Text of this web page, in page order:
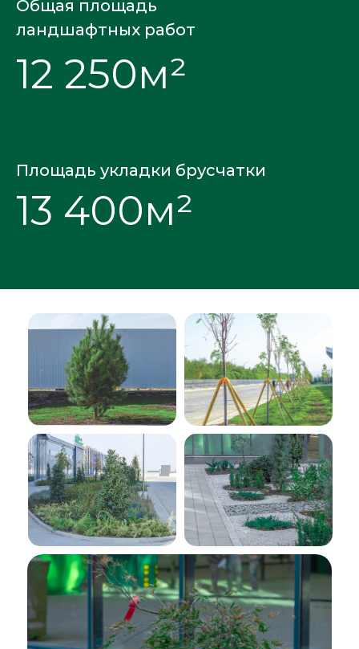
13 400м²
12 250м²
Площадь укладки брусчатки
Общая площадь
ландшафтных работ